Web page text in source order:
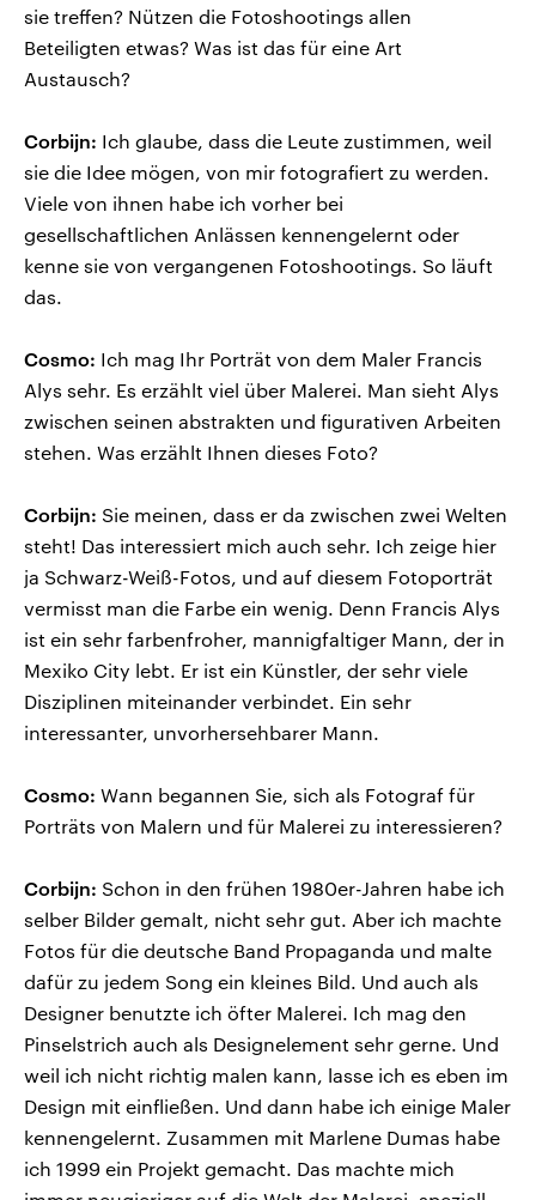
sie treffen? Nützen die Fotoshootings allen
Beteiligten etwas? Was ist das für eine Art
Austausch?
Corbijn: Ich glaube, dass die Leute zustimmen, weil
sie die Idee mögen, von mir fotografiert zu werden.
Viele von ihnen habe ich vorher bei
gesellschaftlichen Anlässen kennengelernt oder
kenne sie von vergangenen Fotoshootings. So läuft
das.
Cosmo: Ich mag Ihr Porträt von dem Maler Francis
Alys sehr. Es erzählt viel über Malerei. Man sieht Alys
zwischen seinen abstrakten und figurativen Arbeiten
stehen. Was erzählt Ihnen dieses Foto?
Corbijn: Sie meinen, dass er da zwischen zwei Welten
steht! Das interessiert mich auch sehr. Ich zeige hier
ja Schwarz-Weiß-Fotos, und auf diesem Fotoporträt
vermisst man die Farbe ein wenig. Denn Francis Alys
ist ein sehr farbenfroher, mannigfaltiger Mann, der in
Mexiko City lebt. Er ist ein Künstler, der sehr viele
Disziplinen miteinander verbindet. Ein sehr
interessanter, unvorhersehbarer Mann.
Cosmo: Wann begannen Sie, sich als Fotograf für
Porträts von Malern und für Malerei zu interessieren?
Corbijn: Schon in den frühen 1980er-Jahren habe ich
selber Bilder gemalt, nicht sehr gut. Aber ich machte
Fotos für die deutsche Band Propaganda und malte
dafür zu jedem Song ein kleines Bild. Und auch als
Designer benutzte ich öfter Malerei. Ich mag den
Pinselstrich auch als Designelement sehr gerne. Und
weil ich nicht richtig malen kann, lasse ich es eben im
Design mit einfließen. Und dann habe ich einige Maler
kennengelernt. Zusammen mit Marlene Dumas habe
ich 1999 ein Projekt gemacht. Das machte mich